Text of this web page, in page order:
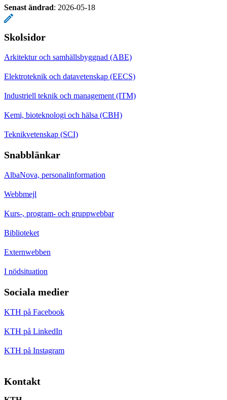
Senast ändrad: 2026-05-18
Skolsidor
Arkitektur och samhällsbyggnad (ABE)
Elektroteknik och datavetenskap (EECS)
Industriell teknik och management (ITM)
Kemi, bioteknologi och hälsa (CBH)
Teknikvetenskap (SCI)
Snabblänkar
AlbaNova, personalinformation
Webbmejl
Kurs-, program- och gruppwebbar
Biblioteket
Externwebben
I nödsituation
Sociala medier
KTH på Facebook
KTH på LinkedIn
KTH på Instagram
Kontakt